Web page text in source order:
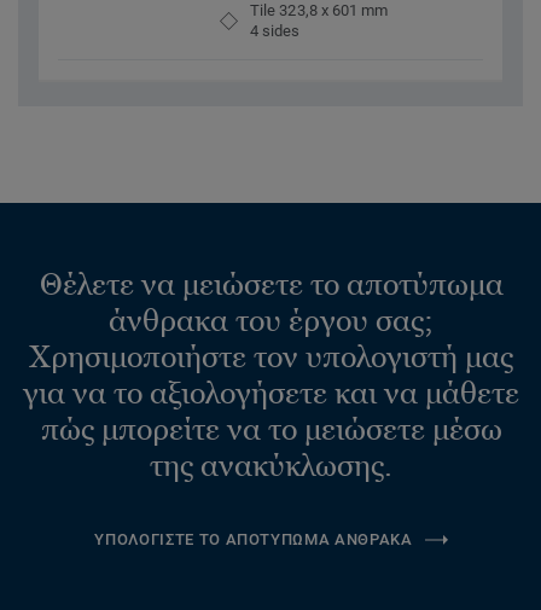
Tile 323,8 x 601 mm
4 sides
Θέλετε να μειώσετε το αποτύπωμα
άνθρακα του έργου σας;
Χρησιμοποιήστε τον υπολογιστή μας
για να το αξιολογήσετε και να μάθετε
πώς μπορείτε να το μειώσετε μέσω
της ανακύκλωσης.
ΥΠΟΛΟΓΙΣΤΕ ΤΟ ΑΠΟΤΥΠΩΜΑ ΑΝΘΡΑΚΑ